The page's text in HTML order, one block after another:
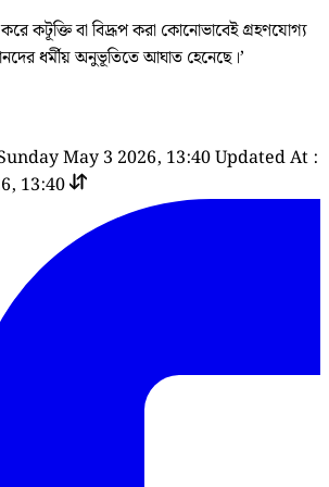
করে কটূক্তি বা বিদ্রূপ করা কোনোভাবেই গ্রহণযোগ্য
ধর্মীয় অনুভূতিতে আঘাত হেনেছে।’
May 3 2026, 13:40Updated At :
13:40